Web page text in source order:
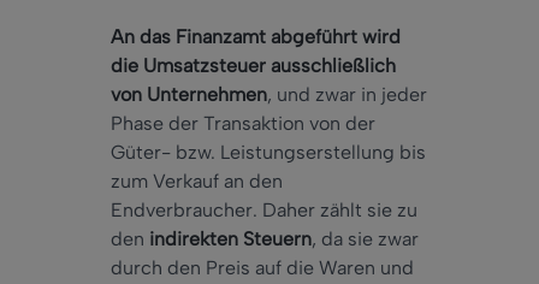
An das Finanzamt abgeführt wird
die Umsatzsteuer ausschließlich
von Unternehmen, und zwar in jeder
Phase der Transaktion von der
Güter- bzw. Leistungserstellung bis
zum Verkauf an den
Endverbraucher. Daher zählt sie zu
den indirekten Steuern, da sie zwar
durch den Preis auf die Waren und